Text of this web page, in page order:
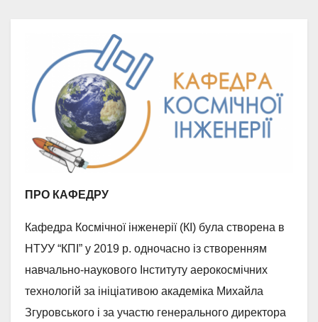
ПРО КАФЕДРУ
Кафедра Космічної інженерії (КІ) була створена в
НТУУ “КПІ” у 2019 р. одночасно із створенням
навчально-наукового Інституту аерокосмічних
технологій за ініціативою академіка Михайла
Згуровського і за участю генерального директора